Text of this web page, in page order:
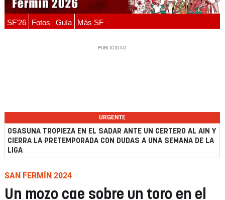
SF'26 Fotos Guía Más SF
URGENTE
OSASUNA TROPIEZA EN EL SADAR ANTE UN CERTERO AL AIN Y
CIERRA LA PRETEMPORADA CON DUDAS A UNA SEMANA DE LA
LIGA
SAN FERMÍN 2024
Un mozo cae sobre un toro en el